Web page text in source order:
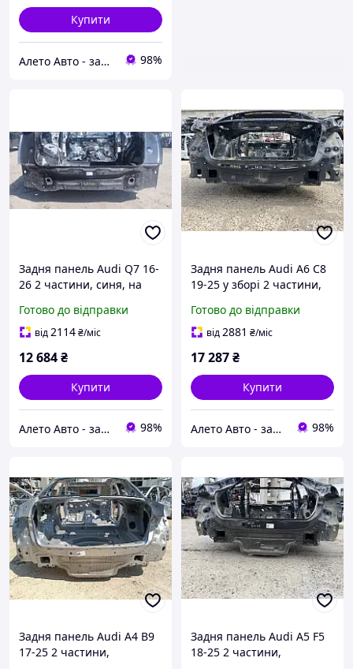
Купити
Алето Авто - запчастини на авто зі США 98%
Задня панель Audi Q7 16-
26 2 частини, синя, на
Готово до відправки
від2114₴/міс
12 684₴
Купити
Алето Авто - запчастини на авто зі США 98%
Задня панель Audi A6 C8
19-25 у зборі 2 частини,
4K5813307
Готово до відправки
від2881 ₴/міс
17 287₴
Купити
Алето Авто - запчастини на авто зі США 98%
Задня панель Audi A4 B9
17-25 2 частини,
Задня панель Audi A5 F5
18-25 2 частини,